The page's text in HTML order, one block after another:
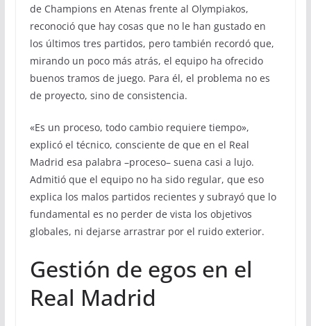
de Champions en Atenas frente al Olympiakos,
reconoció que hay cosas que no le han gustado en
los últimos tres partidos, pero también recordó que,
mirando un poco más atrás, el equipo ha ofrecido
buenos tramos de juego. Para él, el problema no es
de proyecto, sino de consistencia.
«Es un proceso, todo cambio requiere tiempo»,
explicó el técnico, consciente de que en el Real
Madrid esa palabra –proceso– suena casi a lujo.
Admitió que el equipo no ha sido regular, que eso
explica los malos partidos recientes y subrayó que lo
fundamental es no perder de vista los objetivos
globales, ni dejarse arrastrar por el ruido exterior.
Gestión de egos en el
Real Madrid